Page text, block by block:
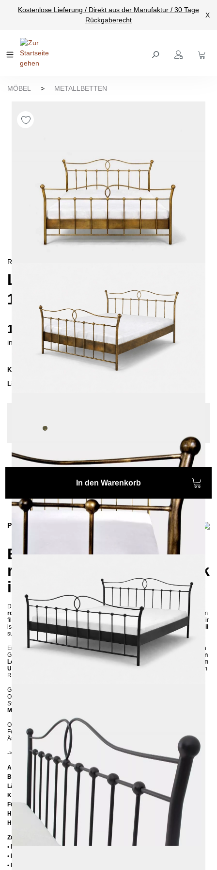
springen
Kostenlose Lieferung / Direkt aus der Manufaktur / 30 Tage
Rückgaberecht
X
MÖBEL > METALLBETTEN
RETRO/
LIZA METALLBETT
140X200 CM
1130 €
inkl. MwSt. inkl. Versandkosten (DE)
Kollektion
Lieferzeit
In den Warenkorb
Produktinformationen
Eisenbett LIZA 140 x 200 –
romantischer Vintage-Look
im Landhausstil
Das wunderschöne Eisenbett LIZA in der Größe140 x 200 cm
bringt einen
romantischen Hauch vergangener Zeitenin dein Schlafzimmer. Mit seinem
filigranen Design, den geschwungenen Formen und dem nostalgischen Flair
ist es die ideale Wahl für alle, die
ein Bett im Landhausstiloder
Vintage-Stil
suchen.
Ein besonderes Highlight sind die drei von Hand aufgetragenen Patinas
in
Gold, Silber oder Kupfer, die dem Bettgestell eineneinzigartigen, gealterten
Look
verleihen. Diese handwerkliche Veredelung macht jedes Bett zu einem
Unikat mit Charakter
und sorgt für eine warme, gemütliche Ausstrahlung im
Raum.
Gefertigt aus stabilem Metall, überzeugt das LIZA-Bett nicht nur durch seine
Optik, sondern auch durch
Stand. Es lässt sich problemlos mit handelsüblichen
Matratzen
Ob im Schlafzimmer, Gästezimmer oder als stilvoller Blickfang in einer
Ferienwohnung – dasEisenbett LIZA 140 x 200
Ästhetik mit funktionalem Komfort.
-> NEU: Hierfinden Sie passende Latteroste.
Abmessungen
Breite: 158 cm
Länge: 207 cm
Kopfteilhöhe: 100 cm
Füßteilhöhe:
80 cm
Höhe bis zur Rahmenunterkante:
25 cm
Höhe bis zur Rahmenoberkante:
39 cm
Zusätzliche Informationen
• Handmade
• Pulverbesichtet
• Fußstopfen aus Kunststoff